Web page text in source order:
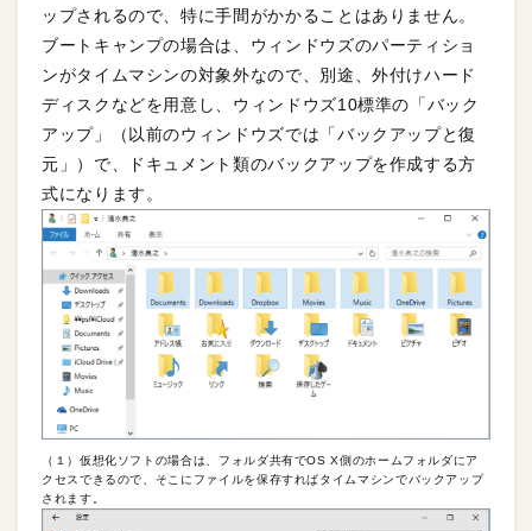
ップされるので、特に手間がかかることはありません。
ブートキャンプの場合は、ウィンドウズのパーティショ
ンがタイムマシンの対象外なので、別途、外付けハード
ディスクなどを用意し、ウィンドウズ10標準の「バック
アップ」（以前のウィンドウズでは「バックアップと復
元」）で、ドキュメント類のバックアップを作成する方
式になります。
（１）仮想化ソフトの場合は、フォルダ共有でOS X側のホームフォルダにア
クセスできるので、そこにファイルを保存すればタイムマシンでバックアップ
されます。